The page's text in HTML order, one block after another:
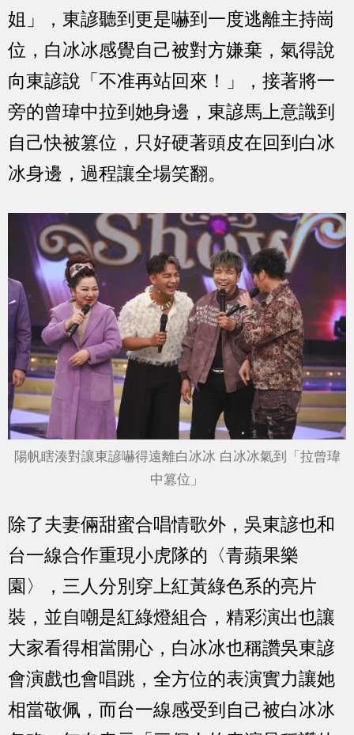
姐」，東諺聽到更是嚇到一度逃離主持崗
位，白冰冰感覺自己被對方嫌棄，氣得說
向東諺說「不准再站回來！」，接著將一
旁的曾瑋中拉到她身邊，東諺馬上意識到
自己快被篡位，只好硬著頭皮在回到白冰
冰身邊，過程讓全場笑翻。
陽帆瞎湊對讓東諺嚇得遠離白冰冰 白冰冰氣到「拉曾瑋
中篡位」
除了夫妻倆甜蜜合唱情歌外，吳東諺也和
台一線合作重現小虎隊的〈青蘋果樂
園〉，三人分別穿上紅黃綠色系的亮片
裝，並自嘲是紅綠燈組合，精彩演出也讓
大家看得相當開心，白冰冰也稱讚吳東諺
會演戲也會唱跳，全方位的表演實力讓她
相當敬佩，而台一線感受到自己被白冰冰